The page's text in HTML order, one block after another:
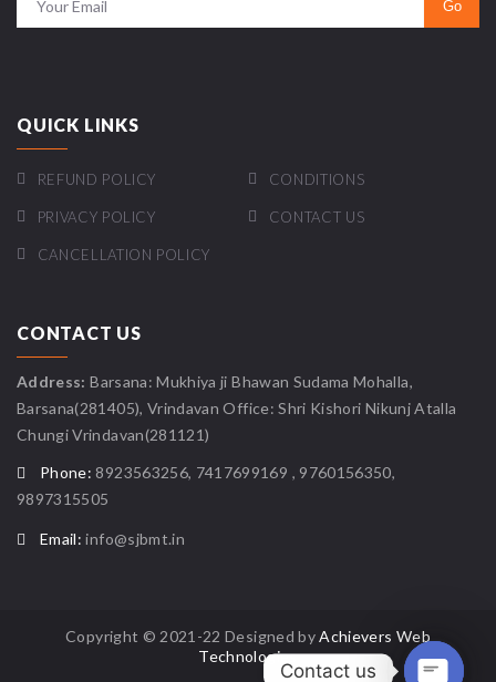
QUICK LINKS
REFUND POLICY CONDITIONS
PRIVACY POLICY CONTACT US
CANCELLATION POLICY
CONTACT US
Address: Barsana: Mukhiya ji Bhawan Sudama Mohalla,
Barsana(281405), Vrindavan Office: Shri Kishori Nikunj Atalla
Chungi Vrindavan(281121)
Phone: 8923563256, 7417699169 , 9760156350,
9897315505
Email: info@sjbmt.in
Copyright © 2021-22 Designed byAchievers Web
Technologies
Contact us